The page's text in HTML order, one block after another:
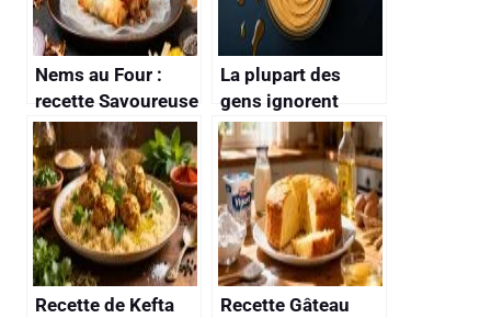
Nems au Four :
recette Savoureuse
et Facile à Réaliser
La plupart des
gens ignorent
qu’on peut faire du
« beurre » de
cacahuètes
maison en 5
minutes
Recette de Kefta
Recette Gâteau